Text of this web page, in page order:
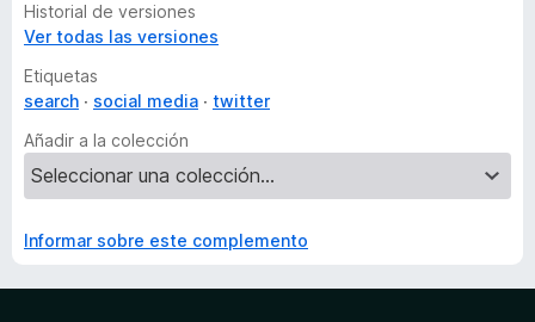
Historial de versiones
Ver todas las versiones
Etiquetas
search
social media
twitter
Añadir a la colección
Informar sobre este complemento